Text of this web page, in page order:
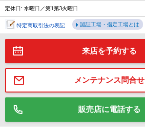
定休日: 水曜日／第1第3火曜日
特定商取引法の表記 認証工場・指定工場とは
来店を予約する
メンテナンス問合せ
販売店に電話する